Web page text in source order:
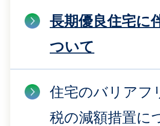
長期優良住宅に
ついて
住宅のバリアフ
税の減額措置に